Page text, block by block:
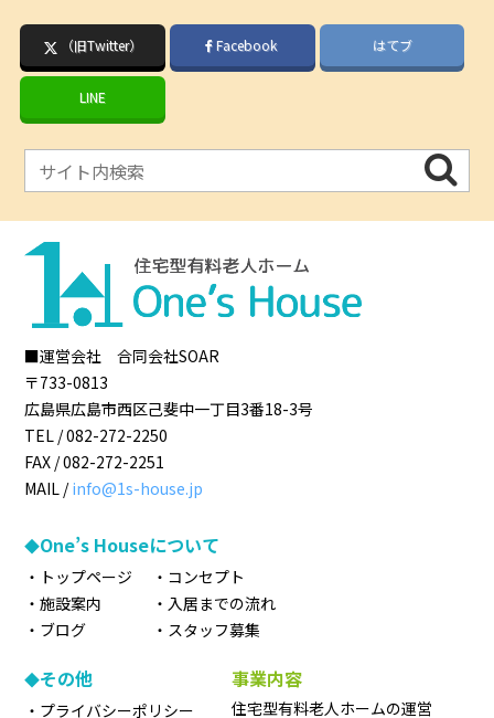
（旧Twitter） Facebook はてブ
LINE
■運営会社 合同会社SOAR
〒733-0813
広島県広島市西区己斐中一丁目3番18-3号
TEL /082-272-2250
FAX /082-272-2251
MAIL /info@1s-house.jp
One’s Houseについて
トップページ
施設案内
ブログ
コンセプト
入居までの流れ
スタッフ募集
その他
プライバシーポリシー
事業内容
住宅型有料老人ホームの運営